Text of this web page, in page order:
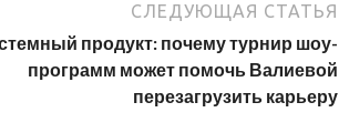
СЛЕДУЮЩАЯ СТАТЬЯ
продукт: почему турнир шоу-
программ может помочь Валиевой
перезагрузить карьеру